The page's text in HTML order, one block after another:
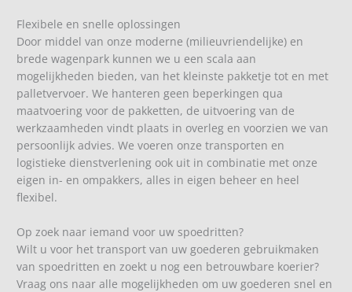
Flexibele en snelle oplossingen
Door middel van onze moderne (milieuvriendelijke) en
brede wagenpark kunnen we u een scala aan
mogelijkheden bieden, van het kleinste pakketje tot en met
palletvervoer. We hanteren geen beperkingen qua
maatvoering voor de pakketten, de uitvoering van de
werkzaamheden vindt plaats in overleg en voorzien we van
persoonlijk advies. We voeren onze transporten en
logistieke dienstverlening ook uit in combinatie met onze
eigen in- en ompakkers, alles in eigen beheer en heel
flexibel.
Op zoek naar iemand voor uw spoedritten?
Wilt u voor het transport van uw goederen gebruikmaken
van spoedritten en zoekt u nog een betrouwbare koerier?
Vraag ons naar alle mogelijkheden om uw goederen snel en